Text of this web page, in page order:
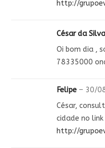
http://
César da
Oi bom dia ,
78335000
Felipe – 30/
César,
cidade no link
http://